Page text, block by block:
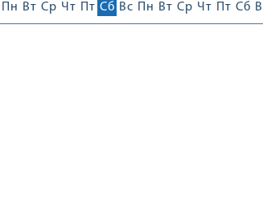
Пн Вт Ср Чт Пт Сб Вс Пн Вт Ср Чт Пт Сб